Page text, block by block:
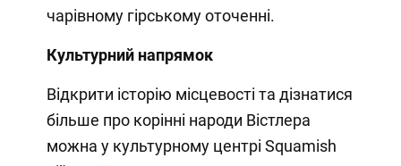
чарівному гірському оточенні.
Культурний напрямок
Відкрити історію місцевості та дізнатися
більше про корінні народи Вістлера
можна у культурному центрі Squamish